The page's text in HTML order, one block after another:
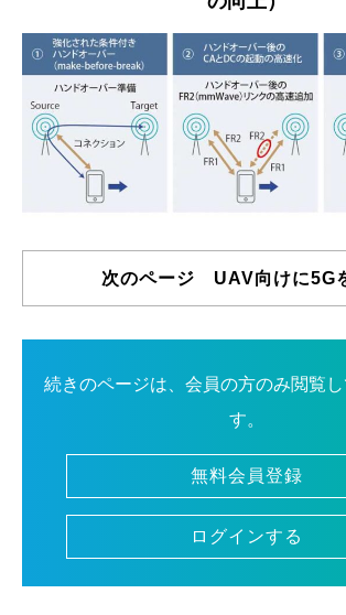
次のページ UAV向けに5G
続きのページは、会員の方のみ閲覧し
す。
無料会員登録
ログインする